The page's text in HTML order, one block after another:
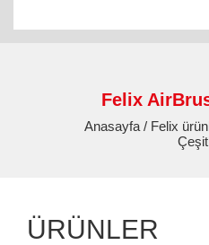
Felix
Anasayfa / Felix
ÜRÜNLER